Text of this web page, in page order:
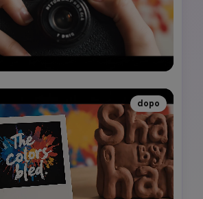
dopo